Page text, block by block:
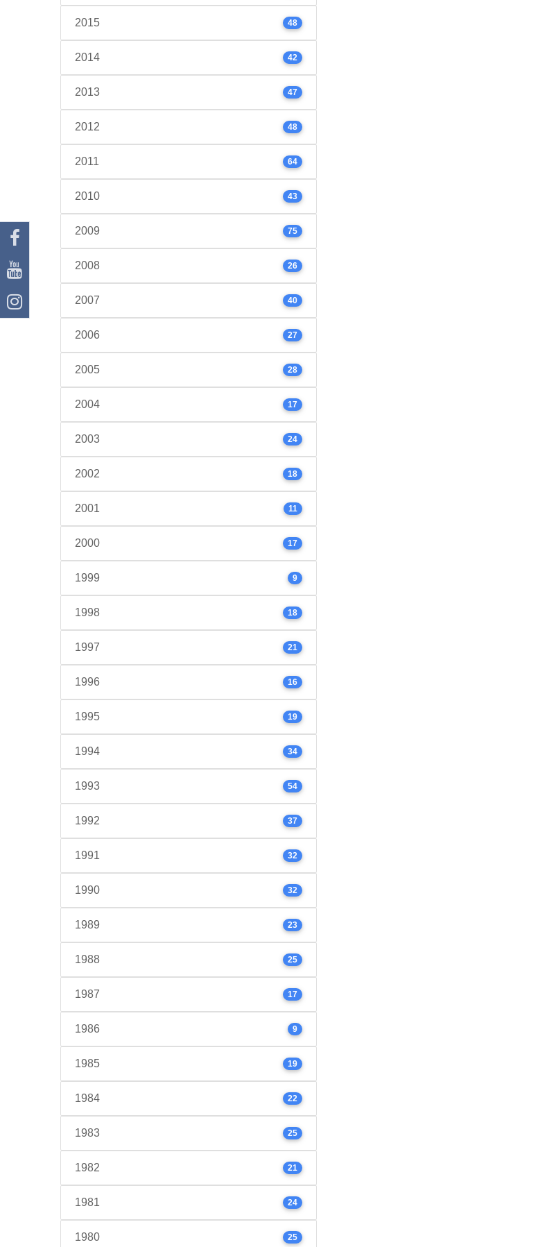
2015 48
2014 42
2013 47
2012 48
2011 64
2010 43
2009 75
2008 26
2007 40
2006 27
2005 28
2004 17
2003 24
2002 18
2001 11
2000 17
1999 9
1998 18
1997 21
1996 16
1995 19
1994 34
1993 54
1992 37
1991 32
1990 32
1989 23
1988 25
1987 17
1986 9
1985 19
1984 22
1983 25
1982 21
1981 24
1980 25